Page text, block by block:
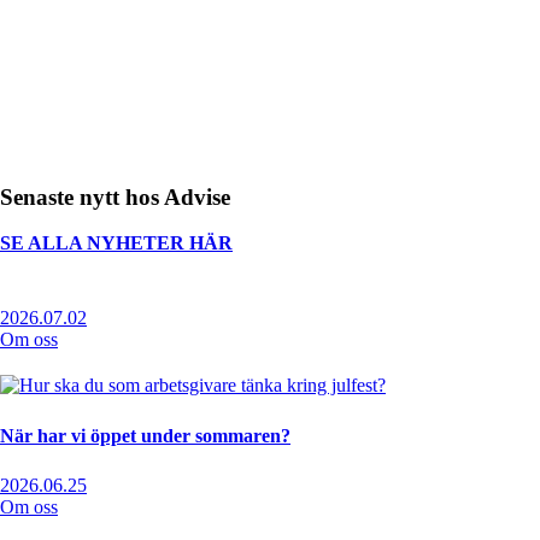
Senaste nytt hos Advise
SE ALLA NYHETER HÄR
2026.07.02
Om oss
När har vi öppet under sommaren?
2026.06.25
Om oss